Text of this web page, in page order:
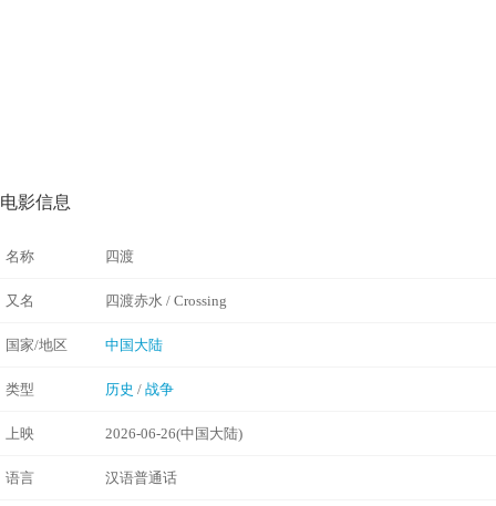
电影信息
名称 四渡
又名 四渡赤水 / Crossing
国家/地区 中国大陆
类型 历史 / 战争
上映 2026-06-26(中国大陆)
语言 汉语普通话